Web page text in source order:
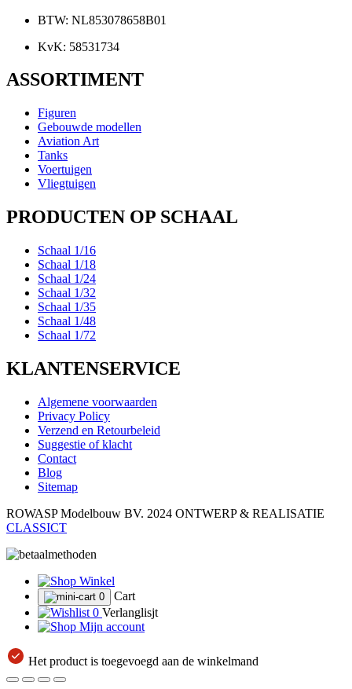
BTW: NL853078658B01
KvK: 58531734
ASSORTIMENT
Figuren
Gebouwde modellen
Aviation Art
Tanks
Voertuigen
Vliegtuigen
PRODUCTEN OP SCHAAL
Schaal 1/16
Schaal 1/18
Schaal 1/24
Schaal 1/32
Schaal 1/35
Schaal 1/48
Schaal 1/72
KLANTENSERVICE
Algemene voorwaarden
Privacy Policy
Verzend en Retourbeleid
Suggestie of klacht
Contact
Blog
Sitemap
ROWASP Modelbouw BV. 2024 ONTWERP & REALISATIE
CLASSICT
Winkel
0
Cart
0 Verlanglisjt
Mijn account
Het product is toegevoegd aan de winkelmand